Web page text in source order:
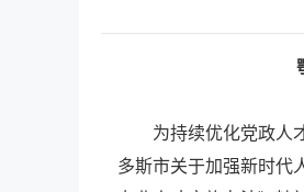
为持续优化党政人才
多斯市关于加强新时代